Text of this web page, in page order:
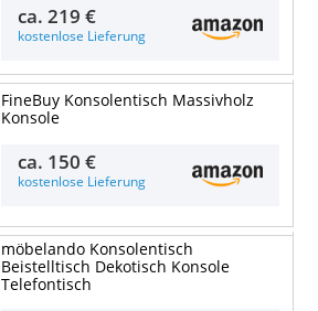
ca.219 €
kostenlose Lieferung
FineBuy Konsolentisch Massivholz
Konsole
ca. 150 €
kostenlose Lieferung
möbelando Konsolentisch
Beistelltisch Dekotisch Konsole
Telefontisch